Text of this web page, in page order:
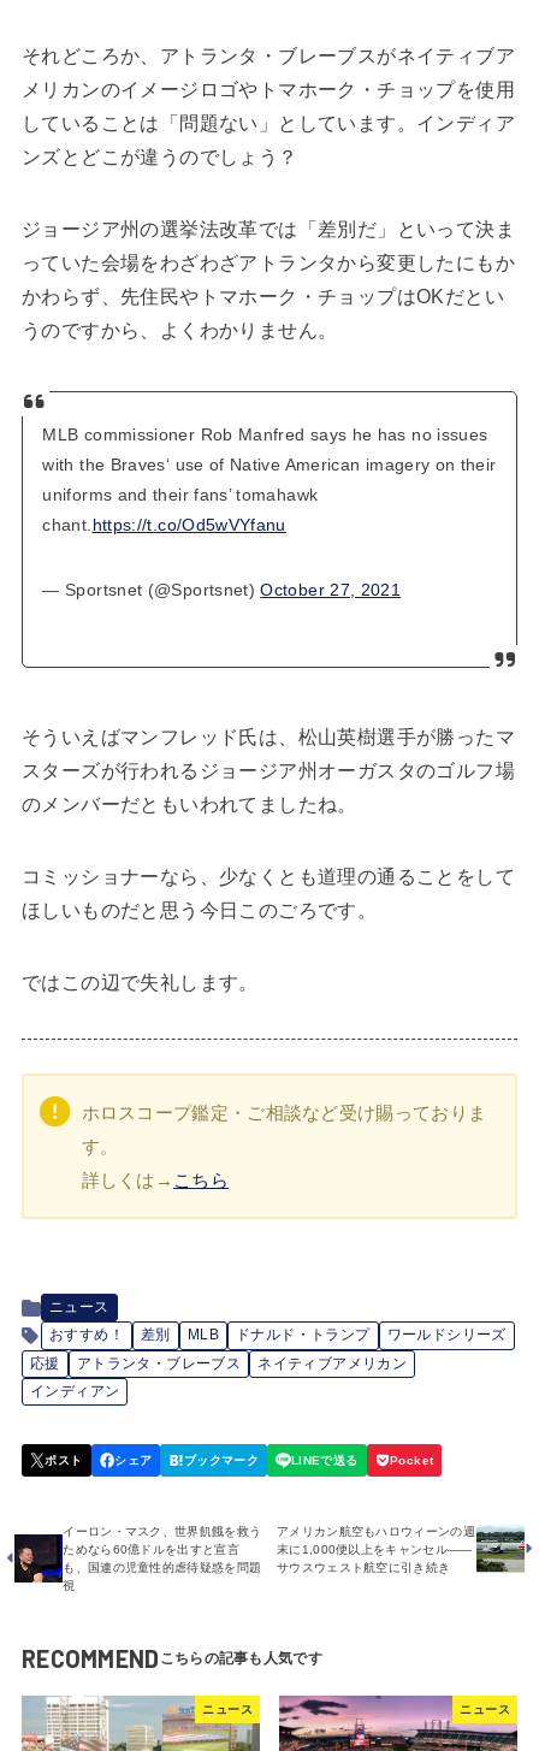
それどころか、アトランタ・ブレーブスがネイティブア
メリカンのイメージロゴやトマホーク・チョップを使用
していることは「問題ない」としています。インディア
ンズとどこが違うのでしょう？
ジョージア州の選挙法改革では「差別だ」といって決ま
っていた会場をわざわざアトランタから変更したにもか
かわらず、先住民やトマホーク・チョップはOKだとい
うのですから、よくわかりません。
MLB commissioner Rob Manfred says he has no issues
with the Braves‘ use of Native American imagery on their
uniforms and their fans’ tomahawk
chant. https://t.co/Od5wVYfanu
— Sportsnet (@Sportsnet)October 27, 2021
そういえばマンフレッド氏は、松山英樹選手が勝ったマ
スターズが行われるジョージア州オーガスタのゴルフ場
のメンバーだともいわれてましたね。
コミッショナーなら、少なくとも道理の通ることをして
ほしいものだと思う今日このごろです。
ではこの辺で失礼します。
ホロスコープ鑑定・ご相談など受け賜っておりま
す。
詳しくは→ こちら
ニュース
おすすめ！
差別 MLB ドナルド・トランプ
ワールドシリーズ
応援
アトランタ・ブレーブス
ネイティブアメリカン
インディアン
イーロン・マスク、世界飢餓を救う
ためなら60億ドルを出すと宣言
も、国連の児童性的虐待疑惑を問題
視
アメリカン航空もハロウィーンの週
末に1,000便以上をキャンセル――
サウスウェスト航空に引き続き
RECOMMEND
ニュース ニュース